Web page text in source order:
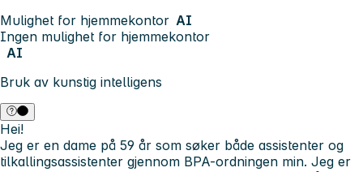
Mulighet for hjemmekontor AI
Ingen mulighet for hjemmekontor
AI
Bruk av kunstig intelligens
Hei!
Jeg er en dame på 59 år som søker både assistenter og
tilkallingsassistenter gjennom BPA-ordningen min. Jeg er